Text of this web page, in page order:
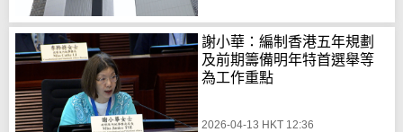
謝小華：編制香港五年規劃
及前期籌備明年特首選舉等
為工作重點
2026-04-13 HKT 12:36